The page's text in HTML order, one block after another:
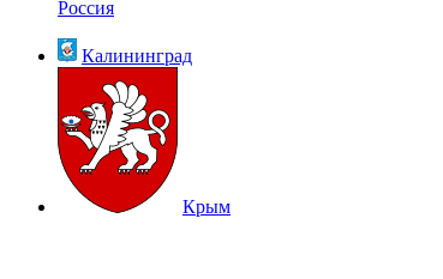
Россия
Калининград
Крым